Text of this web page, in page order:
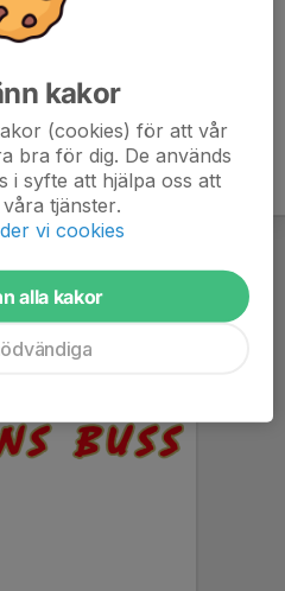
kakor
(cookies) för att vår
bra för dig. De används
i syfte att hjälpa oss att
tjänster.
vi cookies
alla kakor